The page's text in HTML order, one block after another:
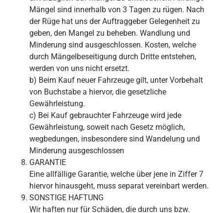
Mängel sind innerhalb von 3 Tagen zu rügen. Nach
der Rüge hat uns der Auftraggeber Gelegenheit zu
geben, den Mangel zu beheben. Wandlung und
Minderung sind ausgeschlossen. Kosten, welche
durch Mängelbeseitigung durch Dritte entstehen,
werden von uns nicht ersetzt.
b) Beim Kauf neuer Fahrzeuge gilt, unter Vorbehalt
von Buchstabe a hiervor, die gesetzliche
Gewährleistung.
c) Bei Kauf gebrauchter Fahrzeuge wird jede
Gewährleistung, soweit nach Gesetz möglich,
wegbedungen, insbesondere sind Wandelung und
Minderung ausgeschlossen
GARANTIE
Eine allfällige Garantie, welche über jene in Ziffer 7
hiervor hinausgeht, muss separat vereinbart werden.
SONSTIGE HAFTUNG
Wir haften nur für Schäden, die durch uns bzw.